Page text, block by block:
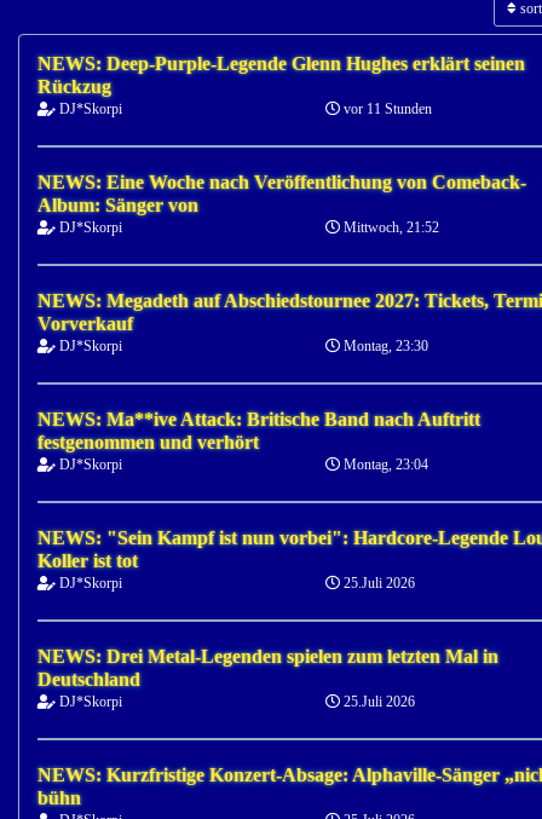
NEWS: Deep-Purple-Legende Glenn Hughes erklärt seinen
Rückzug
DJ*Skorpi vor 11 Stunden
NEWS: Eine Woche nach Veröffentlichung von Comeback-
Album: Sänger von
DJ*Skorpi Mittwoch, 21:52
NEWS: Megadeth auf Abschiedstournee 2027: Tickets,
Vorverkauf
DJ*Skorpi Montag, 23:30
NEWS: Ma**ive Attack: Britische Band nach Auftritt
festgenommen und verhört
DJ*Skorpi Montag, 23:04
NEWS: "Sein Kampf ist nun vorbei": Hardcore-Legende
Koller ist tot
DJ*Skorpi 25.Juli 2026
NEWS: Drei Metal-Legenden spielen zum letzten Mal in
Deutschland
DJ*Skorpi 25.Juli 2026
NEWS: Kurzfristige Konzert-Absage: Alphaville-Sänger
bühn